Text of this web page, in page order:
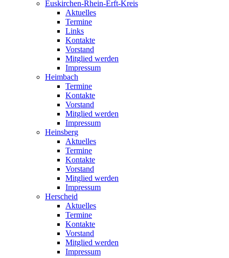
Euskirchen-Rhein-Erft-Kreis
Aktuelles
Termine
Links
Kontakte
Vorstand
Mitglied werden
Impressum
Heimbach
Termine
Kontakte
Vorstand
Mitglied werden
Impressum
Heinsberg
Aktuelles
Termine
Kontakte
Vorstand
Mitglied werden
Impressum
Herscheid
Aktuelles
Termine
Kontakte
Vorstand
Mitglied werden
Impressum